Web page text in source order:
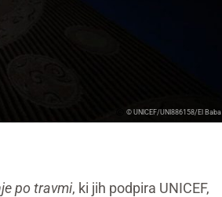
© UNICEF/UNI886158/El Baba
po travmi, ki jih podpira UNICEF,